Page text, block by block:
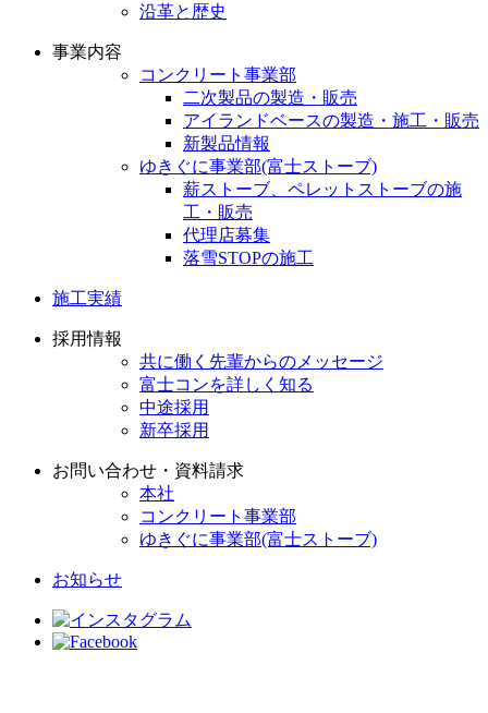
沿革と歴史
事業内容
コンクリート事業部
二次製品の製造・販売
アイランドベースの製造・施工・販売
新製品情報
ゆきぐに事業部(富士ストーブ)
薪ストーブ、ペレットストーブの施
工・販売
代理店募集
落雪STOPの施工
施工実績
採用情報
共に働く先輩からのメッセージ
富士コンを詳しく知る
中途採用
新卒採用
お問い合わせ・資料請求
本社
コンクリート事業部
ゆきぐに事業部(富士ストーブ)
お知らせ